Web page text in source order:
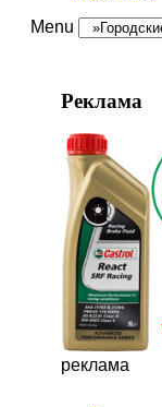
Menu
Реклама
реклама